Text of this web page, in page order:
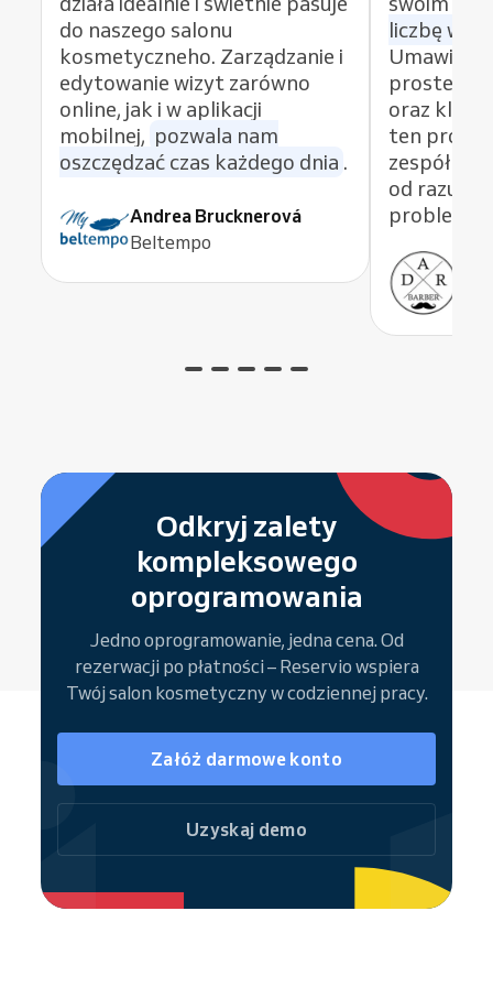
do naszego salonu
kosmetyczneho. Zarządzanie i
edytowanie wizyt zarówno
online, jak i w aplikacji
mobilnej, pozwala nam
oszczędzać czas każdego dnia .
Andrea Brucknerová
Beltempo
liczbę
proste i
oraz
ten
zespół
od razu
problem.
Odkryj zalety
kompleksowego
oprogramowania
Jedno oprogramowanie, jedna cena. Od
rezerwacji po płatności – Reservio wspiera
Twój salon kosmetyczny w codziennej pracy.
Załóż darmowe konto
Uzyskaj demo